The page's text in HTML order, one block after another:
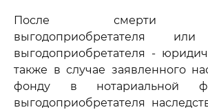
После смерти
выгодоприобретателя
выгодоприобретателя -
также в случае заявленного
фонду в нотариальной
выгодоприобретателя